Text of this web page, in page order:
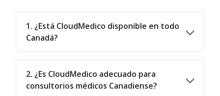
1. ¿Está CloudMedico disponible en todo
Canadá?
2. ¿Es CloudMedico adecuado para
consultorios médicos Canadiense?